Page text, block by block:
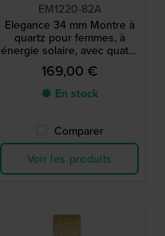
EM1220-82A
Elegance 34 mm Montre à
quartz pour femmes, à
énergie solaire, avec quatre
index en cristal
169,00 €
● En stock
Comparer
Voir les produits